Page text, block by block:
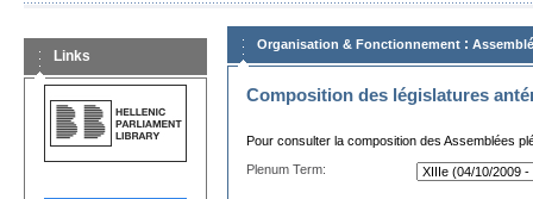
Links
Organisation & Fonctionnement :
Composition des législatures
Pour consulter la composition des Assemblées
Plenum Term: